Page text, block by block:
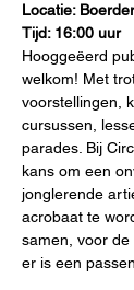
Locatie:
Tijd: 16:00 uur
Hooggeëerd
welkom! Met
voorstellingen,
cursussen,
parades. Bij
kans om een
jonglerende
acrobaat te
samen, voor de
er is een